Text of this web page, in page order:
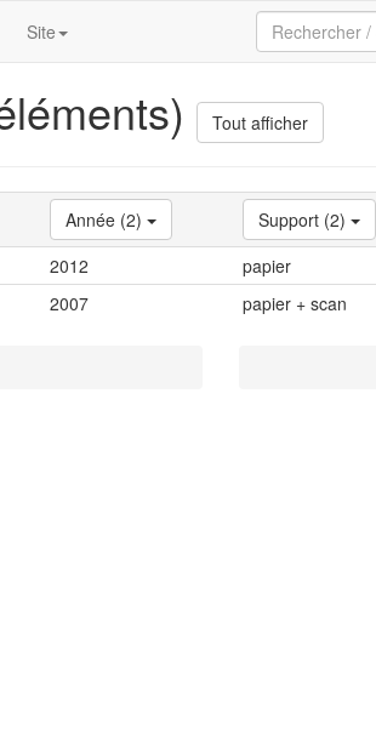
Site
Tout afficher
Année (2) Support (2)
2012
papier
2007 papier + scan